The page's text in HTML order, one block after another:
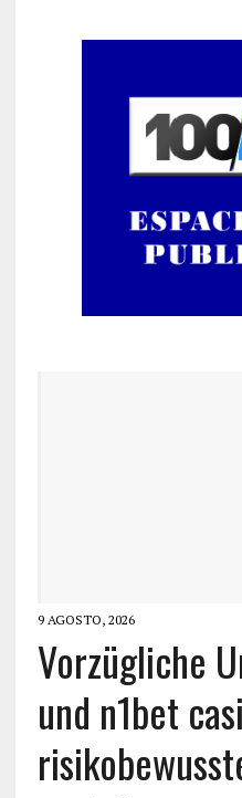
9 AGOSTO, 2026
Vorzügliche
und n1bet